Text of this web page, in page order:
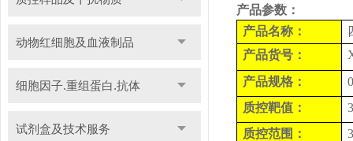
动物红细胞及血液制品
细胞因子.重组蛋白.抗体
试剂盒及技术服务
产品参数：
产品名称：
产品货号：
产品规格：
质控靶值：
质控范围 ：